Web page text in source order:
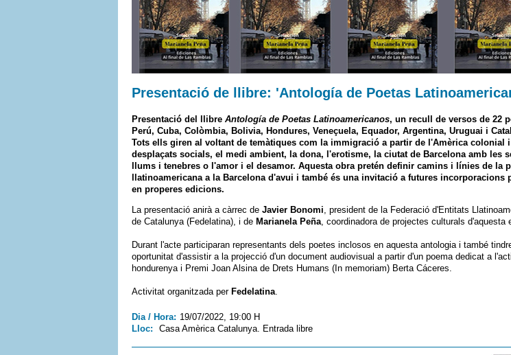
Presentació de llibre: 'Antología de Poetas
Presentació del llibre Antología de Poetas Latinoamericanos, un recull de versos de 22
Perú, Cuba, Colòmbia, Bolivia, Hondures, Veneçuela, Equador, Argentina, Uruguai i
Tots ells giren al voltant de temàtiques com la immigració a partir de l'Amèrica colonial
desplaçats socials, el medi ambient, la dona, l'erotisme, la ciutat de Barcelona amb les
llums i tenebres o l'amor i el desamor. Aquesta obra pretén definir camins i línies de la
llatinoamericana a la Barcelona d'avui i també és una invitació a futures incorporacions
en properes edicions.
La presentació anirà a càrrec de Javier Bonomi, president de la Federació d'Entitats
de Catalunya (Fedelatina), i de Marianela Peña, coordinadora de projectes culturals d'aquesta
Durant l'acte participaran representants dels poetes inclosos en aquesta antologia i també
oportunitat d'assistir a la projecció d'un document audiovisual a partir d'un poema dedicat a
hondurenya i Premi Joan Alsina de Drets Humans (In memoriam) Berta Cáceres.
Activitat organitzada per Fedelatina.
Dia / Hora: 19/07/2022, 19:00 H
Lloc:
Casa Amèrica Catalunya. Entrada libre